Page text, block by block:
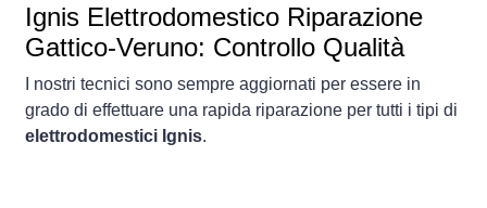
Ignis Elettrodomestico Riparazione
Gattico-Veruno: Controllo Qualità
I nostri tecnici sono sempre aggiornati per essere in
grado di effettuare una rapida riparazione per tutti i tipi di
elettrodomestici Ignis.